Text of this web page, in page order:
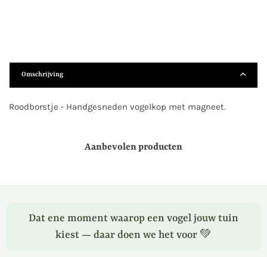
Omschrijving
Roodborstje - Handgesneden vogelkop met magneet.
Aanbevolen producten
Dat ene moment waarop een vogel jouw tuin
kiest — daar doen we het voor 💚